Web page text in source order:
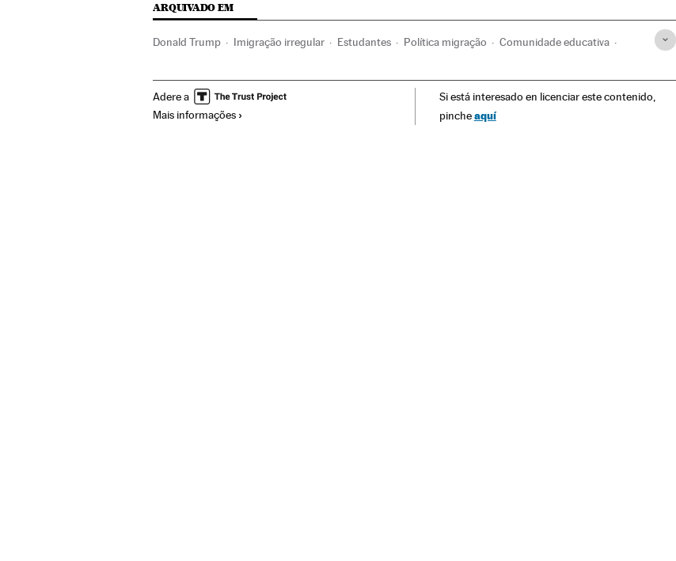
ARQUIVADO EM
Donald Trump Imigração irregular Estudantes Política migração Comunidade educativa
Adere a
Mais informações
Si está interesado en licenciar este contenido,
pincheaquí